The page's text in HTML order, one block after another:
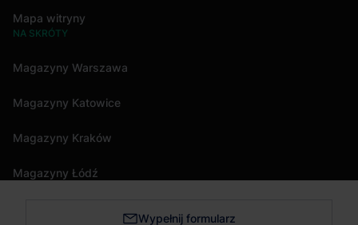
Mapa witryny
NA SKRÓTY
Magazyny Warszawa
Magazyny Katowice
Magazyny Kraków
Magazyny Łódź
Magazyny Trójmiasto Wypełnij formularz